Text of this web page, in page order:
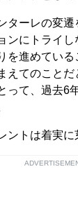
ターレの変遷
ンにトライ
を進めてい
えてのこと
って、過去6
トは着実に